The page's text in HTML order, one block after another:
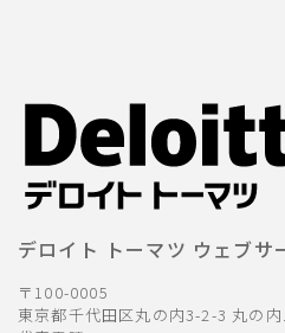
デロイト トーマツ ウェブサ
〒100-0005
東京都千代田区丸の内3-2-3 丸の